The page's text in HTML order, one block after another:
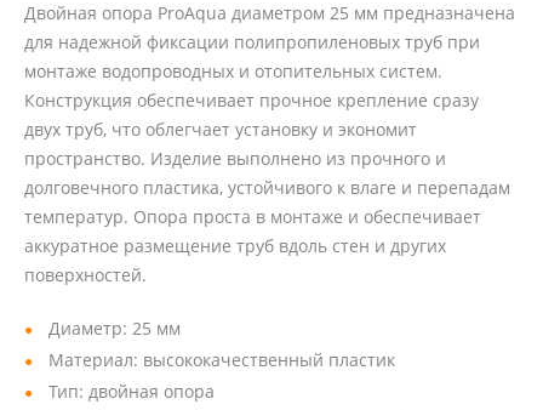
Двойная опора ProAqua диаметром 25 мм предназначена
для надежной фиксации полипропиленовых труб при
монтаже водопроводных и отопительных систем.
Конструкция обеспечивает прочное крепление сразу
двух труб, что облегчает установку и экономит
пространство. Изделие выполнено из прочного и
долговечного пластика, устойчивого к влаге и перепадам
температур. Опора проста в монтаже и обеспечивает
аккуратное размещение труб вдоль стен и других
поверхностей.
Диаметр: 25 мм
Материал: высококачественный пластик
Тип: двойная опора